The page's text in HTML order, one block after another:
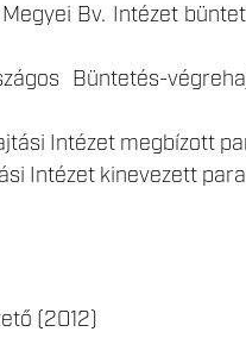
Bv. Intézet
Büntetés-
Intézet megbízott
Intézet kinevezett
(2012)